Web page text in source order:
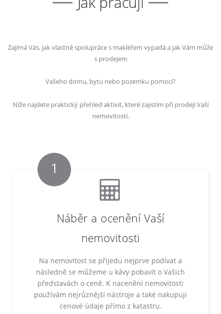
Zajímá Vás, jak vlastně spolupráce s makléřem vypadá a jak Vám může
s prodejem
Vašeho domu, bytu nebo pozemku pomoci?
Níže najdete praktický přehled aktivit, které zajistím při prodeji Vaší
nemovitosti.
1
Náběr a ocenění Vaší
nemovitosti
Na nemovitost se přijedu nejprve podívat a
následně se můžeme u kávy pobavit o Vašich
představách o ceně. K nacenění nemovitosti
používám nejrůznější nástroje a také nakupuji
cenové údaje přímo z katastru.